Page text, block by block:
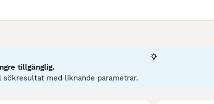
tillgänglig.
med liknande parametrar.